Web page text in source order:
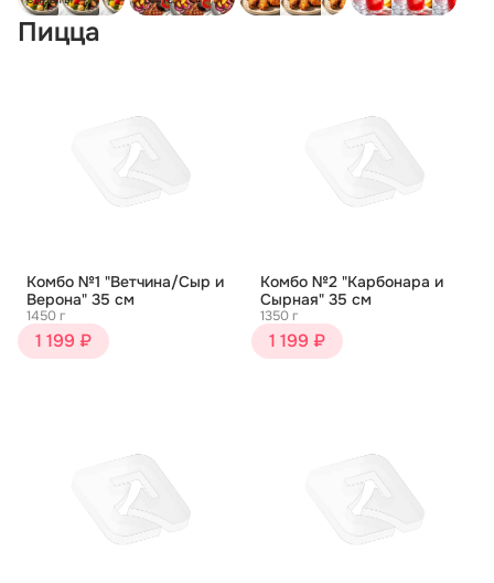
Пицца
Комбо №1 "Ветчина/Сыр и
Верона" 35 см
1450 г
1 199 ₽
Комбо №2 "Карбонара и
Сырная" 35 см
1350 г
1 199 ₽